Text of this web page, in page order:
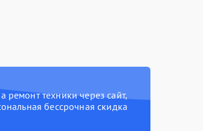
техники через сайт,
бессрочная скидка